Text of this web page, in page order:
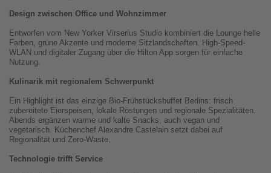
Design zwischen Office und Wohnzimmer
Entworfen vom New Yorker Virserius Studio kombiniert die Lounge helle
Farben, grüne Akzente und moderne Sitzlandschaften. High-Speed-
WLAN und digitaler Zugang über die Hilton App sorgen für einfache
Nutzung.
Kulinarik mit regionalem Schwerpunkt
Ein Highlight ist das einzige Bio-Frühstücksbuffet Berlins: frisch
zubereitete Eierspeisen, lokale Röstungen und regionale Spezialitäten.
Abends ergänzen warme und kalte Snacks, auch vegan und
vegetarisch. Küchenchef Alexandre Castelain setzt dabei auf
Regionalität und Zero-Waste.
Technologie trifft Service